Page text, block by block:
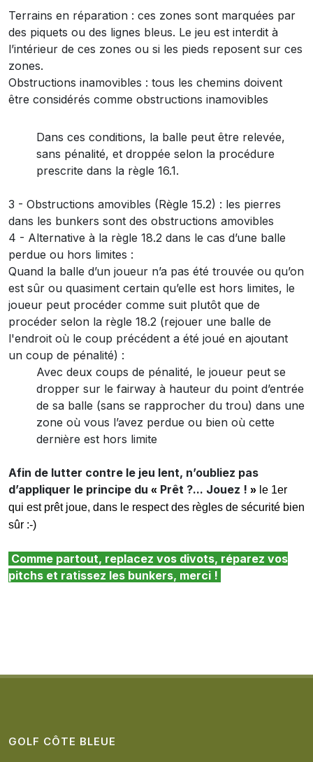
Terrains en réparation : ces zones sont marquées par
des piquets ou des lignes bleus. Le jeu est interdit à
l’intérieur de ces zones ou si les pieds reposent sur ces
zones.
Obstructions inamovibles : tous les chemins doivent
être considérés comme obstructions inamovibles
Dans ces conditions, la balle peut être relevée,
sans pénalité, et droppée selon la procédure
prescrite dans la règle 16.1.
3 - Obstructions amovibles (Règle 15.2) : les pierres
dans les bunkers sont des obstructions amovibles
4 - Alternative à la règle 18.2 dans le cas d’une balle
perdue ou hors limites :
Quand la balle d’un joueur n’a pas été trouvée ou qu’on
est sûr ou quasiment certain qu’elle est hors limites, le
joueur peut procéder comme suit plutôt que de
procéder selon la règle 18.2 (rejouer une balle de
l'endroit où le coup précédent a été joué en ajoutant
un coup de pénalité) :
Avec deux coups de pénalité, le joueur peut se
dropper sur le fairway à hauteur du point d’entrée
de sa balle (sans se rapprocher du trou) dans une
zone où vous l’avez perdue ou bien où cette
dernière est hors limite
Afin de lutter contre le jeu lent, n’oubliez pas
d’appliquer le principe du « Prêt ?... Jouez ! » le 1er
qui est prêt joue, dans le respect des règles de sécurité bien
sûr :-)
Comme partout, replacez vos divots, réparez vos
pitchs et ratissez les bunkers, merci !
GOLF CÔTE BLEUE